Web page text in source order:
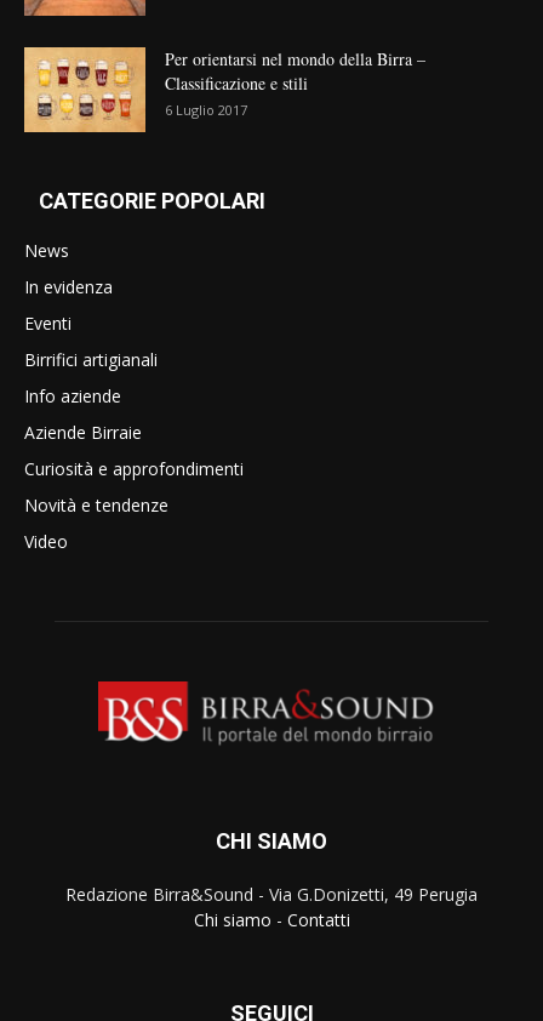
Per orientarsi nel mondo della Birra –
Classificazione e stili
6 Luglio 2017
CATEGORIE POPOLARI
News
In evidenza
Eventi
Birrifici artigianali
Info aziende
Aziende Birraie
Curiosità e approfondimenti
Novità e tendenze
Video
CHI SIAMO
Redazione Birra&Sound - Via G.Donizetti, 49 Perugia
Chi siamo - Contatti
SEGUICI